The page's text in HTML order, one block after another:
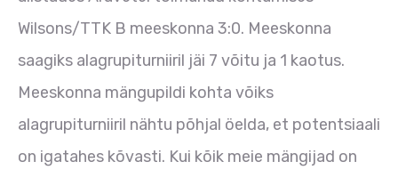
Wilsons/TTK B meeskonna 3:0. Meeskonna
saagiks alagrupiturniiril jäi 7 võitu ja 1 kaotus.
Meeskonna mängupildi kohta võiks
alagrupiturniiril nähtu põhjal öelda, et potentsiaali
on igatahes kõvasti. Kui kõik meie mängijad on